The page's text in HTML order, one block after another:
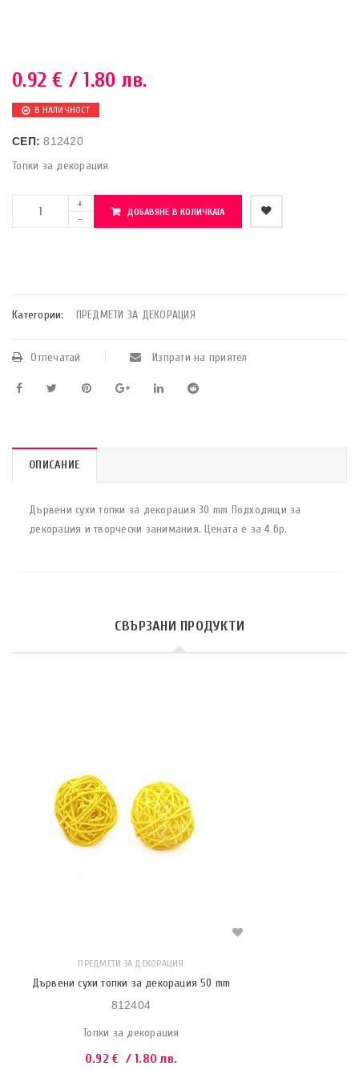
0.92€ / 1.80 лв.
В НАЛИЧНОСТ
СЕП:812420
Топки за декорация
ДОБАВЯНЕ В КОЛИЧКАТА
Категории: ПРЕДМЕТИ ЗА ДЕКОРАЦИЯ
Отпечатай Изпрати на приятел
ОПИСАНИЕ
Дървени сухи топки за декорация 30 mm Подходящи за
декорация и творчески занимания. Цената е за 4 бр.
СВЪРЗАНИ ПРОДУКТИ
ПРЕДМЕТИ ЗА ДЕКОРАЦИЯ
Дървени сухи топки за декорация 50 mm
812404
Топки за декорация
0.92€ / 1.80 лв.